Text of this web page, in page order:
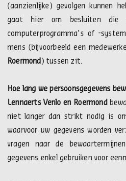
(aanzienlijke) gevolgen kunnen
gaat hier om besluiten die
computerprogramma's of -
mens (bijvoorbeeld een
Roermond ) tussen zit.
Hoe lang we persoonsgegevens
Lennaerts Venlo en Roermond
niet langer dan strikt nodig is
waarvoor uw gegevens worden
vragen naar de
gegevens enkel gebruiken voor